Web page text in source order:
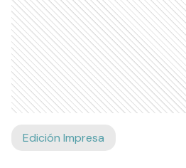
Edición Impresa